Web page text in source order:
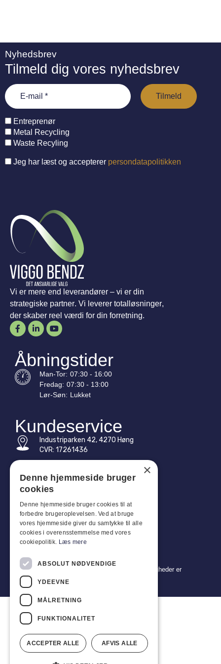
Nyhedsbrev
Tilmeld dig vores nyhedsbrev
Entreprenør
Metal Recycling
Waste Recyling
Jeg har læst og accepterer persondatapolitikken
Vi er mere end leverandører – vi er din
strategiske partner. Vi leverer totalløsninger,
der skaber reel værdi for din forretning.
Åbningstider
Man-Tor: 07:30 - 16:00
Fredag: 07:30 - 13:00
Lør-Søn: Lukket
Kundeservice
Industriparken 42, 4270 Høng
CVR: 17261436
E-mail: vb@viggobendz.dk
Quicklinks
Persondatapolitik
Salgs- og leveringsbetingelser
Copyright 2024 © Viggo Bendz. Alle rettigheder er
×
Denne hjemmeside bruger
cookies
Denne hjemmeside bruger cookies til at
forbedre brugeroplevelsen. Ved at bruge
vores hjemmeside giver du samtykke til alle
cookies i overensstemmelse med vores
cookiepolitik. Læs mere
ABSOLUT NØDVENDIGE
YDEEVNE
MÅLRETNING
FUNKTIONALITET
ACCEPTER ALLE AFVIS ALLE